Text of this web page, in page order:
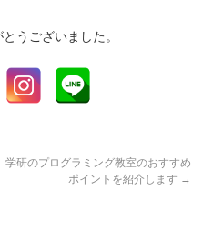
うございました。
学研のプログラミング教室のおすすめ
ポイントを紹介します →